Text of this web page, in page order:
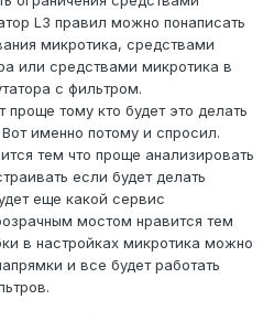
L3 правил можно понаписать
микротика, средствами
или средствами микротика в
с фильтром.
проще тому кто будет это делать
именно потому и спросил.
тем что проще анализировать
если будет делать
еще какой сервис
мостом нравится тем
в настройках микротика можно
и все будет работать